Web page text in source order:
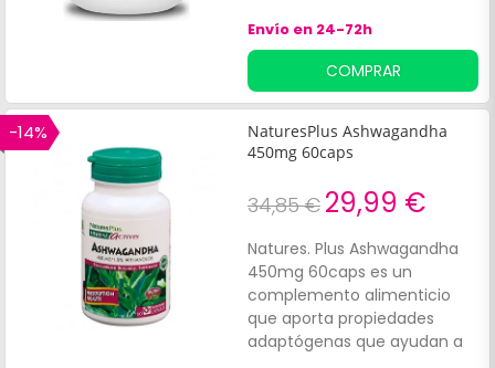
Envío en 24-72h
COMPRAR
-14%
NaturesPlus Ashwagandha
450mg 60caps
34,85 € 29,99 €
Natures. Plus Ashwagandha
450mg 60caps es un
complemento alimenticio
que aporta propiedades
adaptógenas que ayudan a